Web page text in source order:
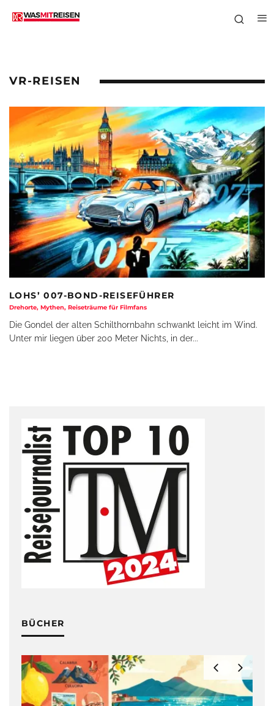
VR-REISEN
LOHS’ 007-BOND-REISEFÜHRER
Drehorte, Mythen, Reiseträume für Filmfans
Die Gondel der alten Schilthornbahn schwankt leicht im Wind.
Unter mir liegen über 200 Meter Nichts, in der...
BÜCHER